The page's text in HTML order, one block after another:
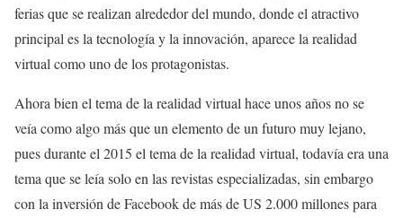
ferias que se realizan alrededor del mundo, donde el atractivo
principal es la tecnología y la innovación, aparece la realidad
virtual como uno de los protagonistas.
Ahora bien el tema de la realidad virtual hace unos años no se
veía como algo más que un elemento de un futuro muy lejano,
pues durante el 2015 el tema de la realidad virtual, todavía era una
tema que se leía solo en las revistas especializadas, sin embargo
con la inversión de Facebook de más de US 2.000 millones para